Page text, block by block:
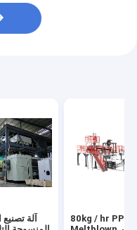
آلة
80kg / hr PP